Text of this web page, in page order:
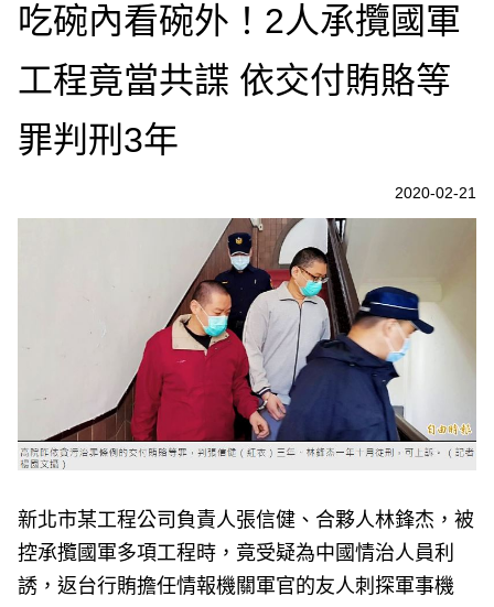
吃碗內看碗外！2人承攬國軍
工程竟當共諜 依交付賄賂等
罪判刑3年
2020-02-21
新北市某工程公司負責人張信健、合夥人林鋒杰，被
控承攬國軍多項工程時，竟受疑為中國情治人員利
誘，返台行賄擔任情報機關軍官的友人刺探軍事機